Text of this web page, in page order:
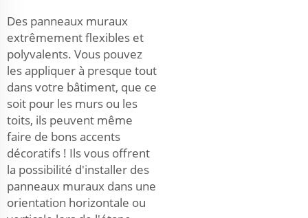
Des panneaux muraux
extrêmement flexibles et
polyvalents. Vous pouvez
les appliquer à presque tout
dans votre bâtiment, que ce
soit pour les murs ou les
toits, ils peuvent même
faire de bons accents
décoratifs ! Ils vous offrent
la possibilité d'installer des
panneaux muraux dans une
orientation horizontale ou